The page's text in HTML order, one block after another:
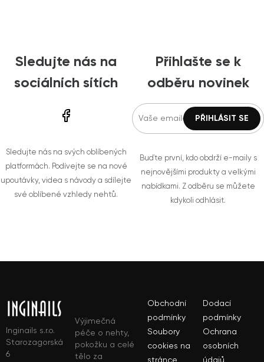
Sledujte nás na
sociálních sítích
Sledujte nás na svých oblíbených
platformách. Podívejte se na nové
upoutávky, videa s návody a sdílejte
své oblíbené vzhledy nehtů.
Přihlašte se k
odběru novinek
Buďte první, kdo obdrží e-maily s
nejnovějšími produkty a velkými
nabídkami. Z odběru se můžete
kdykoli odhlásit.
Inginails s.r.o.
Starozagorská
6
Výjimečná
péče o nehty,
pokožku a celé
tělo za
Obchodní
podmínky
Dodací
podmínky
Soubory
cookies na
stránce
Ochrana
osobních
údajů